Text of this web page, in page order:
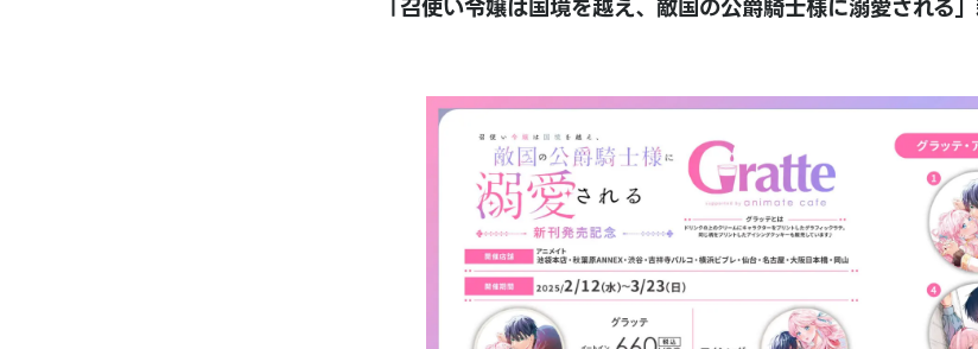
「召使い令嬢は国境を越え、敵国の公爵騎士様に溺愛される